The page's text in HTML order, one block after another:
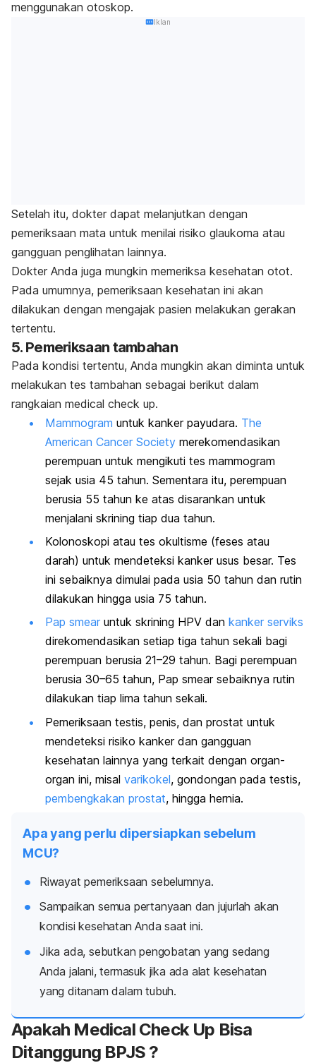
menggunakan otoskop.
Iklan
Setelah itu, dokter dapat melanjutkan dengan
pemeriksaan mata untuk menilai risiko glaukoma atau
gangguan penglihatan lainnya.
Dokter Anda juga mungkin memeriksa kesehatan otot.
Pada umumnya, pemeriksaan kesehatan ini akan
dilakukan dengan mengajak pasien melakukan gerakan
tertentu.
5. Pemeriksaan tambahan
Pada kondisi tertentu, Anda mungkin akan diminta untuk
melakukan tes tambahan sebagai berikut dalam
rangkaian medical check up.
Mammogram untuk kanker payudara. The
American Cancer Society merekomendasikan
perempuan untuk mengikuti tes mammogram
sejak usia 45 tahun. Sementara itu, perempuan
berusia 55 tahun ke atas disarankan untuk
menjalani skrining tiap dua tahun.
Kolonoskopi atau tes okultisme (feses atau
darah) untuk mendeteksi kanker usus besar. Tes
ini sebaiknya dimulai pada usia 50 tahun dan rutin
dilakukan hingga usia 75 tahun.
Pap smear untuk skrining HPV dan kanker serviks
direkomendasikan setiap tiga tahun sekali bagi
perempuan berusia 21–29 tahun. Bagi perempuan
berusia 30–65 tahun, Pap smearsebaiknya rutin
dilakukan tiap lima tahun sekali.
Pemeriksaan testis, penis, dan prostat untuk
mendeteksi risiko kanker dan gangguan
kesehatan lainnya yang terkait dengan organ-
organ ini, misal varikokel, gondongan pada testis,
pembengkakan prostat, hingga hernia.
Apa yang perlu dipersiapkan sebelum
MCU?
Riwayat pemeriksaan sebelumnya.
Sampaikan semua pertanyaan dan jujurlah akan
kondisi kesehatan Anda saat ini.
Jika ada, sebutkan pengobatan yang sedang
Anda jalani, termasuk jika ada alat kesehatan
yang ditanam dalam tubuh.
Apakah Medical Check Up Bisa
Ditanggung BPJS ?